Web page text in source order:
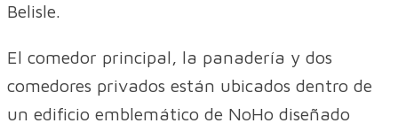
Belisle.
El comedor principal, la panadería y dos
comedores privados están ubicados dentro de
un edificio emblemático de NoHo diseñado